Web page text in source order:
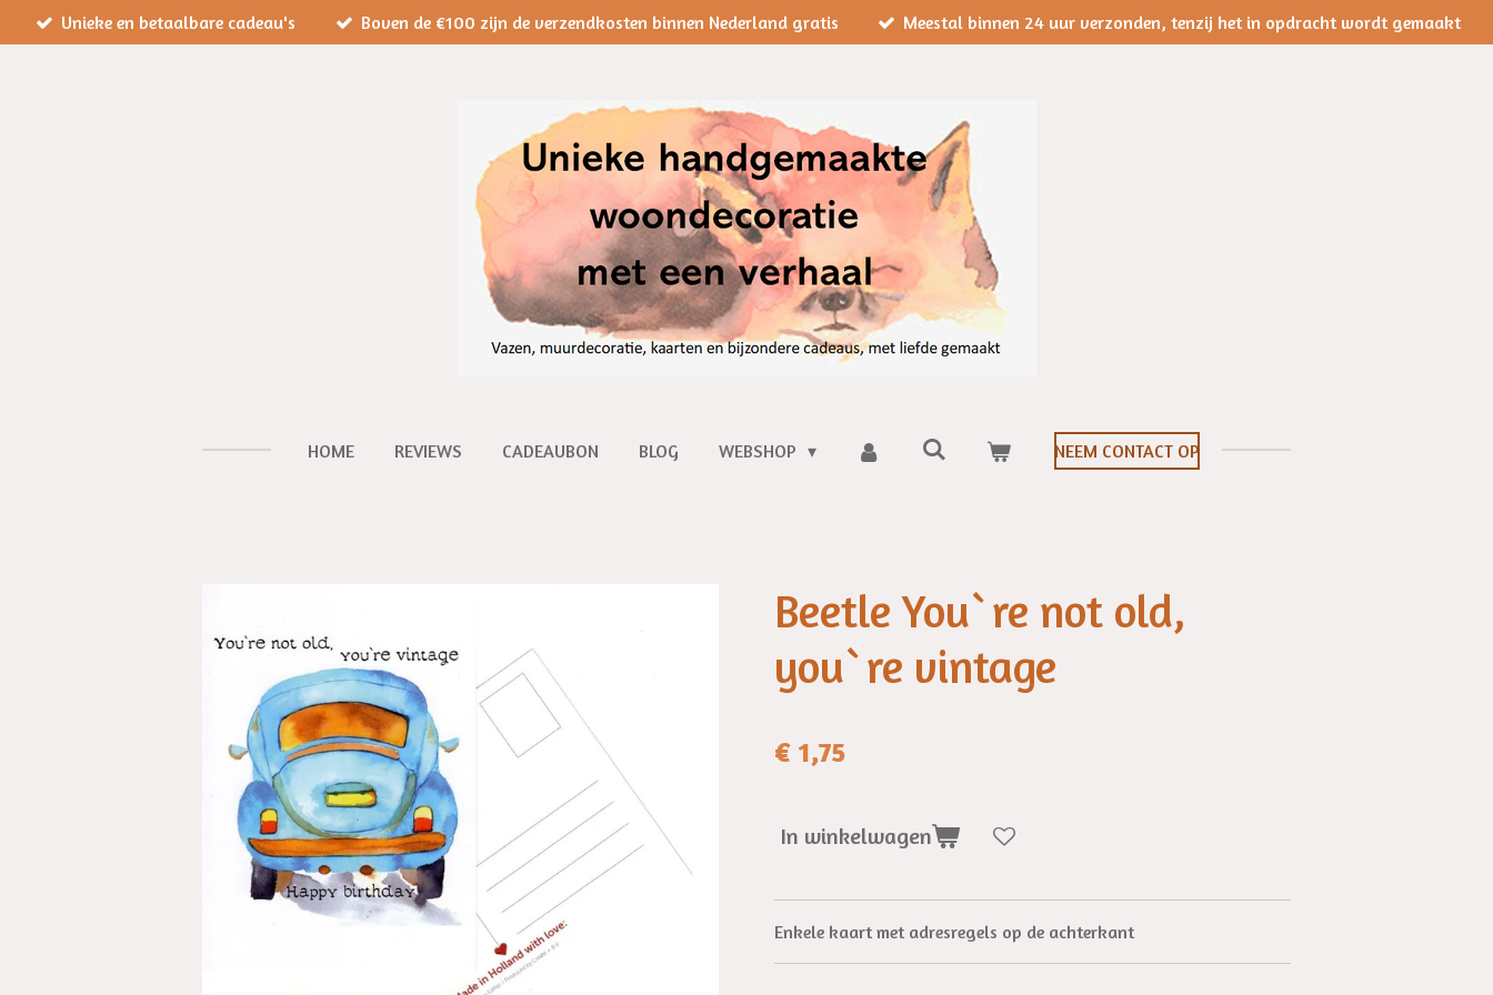
direct
Unieke en betaalbare cadeau's Boven de €100 zijn de verzendkosten binnen Nederland gratis Meestal binnen 24 uur verzonden, tenzij het in opdracht wordt gemaakt
HOME REVIEWS CADEAUBON BLOG WEBSHOP NEEM CONTACT OP
Beetle You`re not old,
you`re vintage
€ 1,75
In winkelwagen
Enkele kaart met adresregels op de achterkant